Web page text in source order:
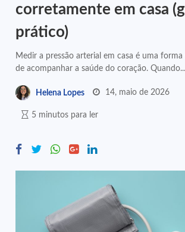
corretamente em casa
prático)
Medir a pressão arterial em casa é uma forma
de acompanhar a saúde do coração. Quando...
Helena Lopes 14, maio de 2026
5 minutos para ler